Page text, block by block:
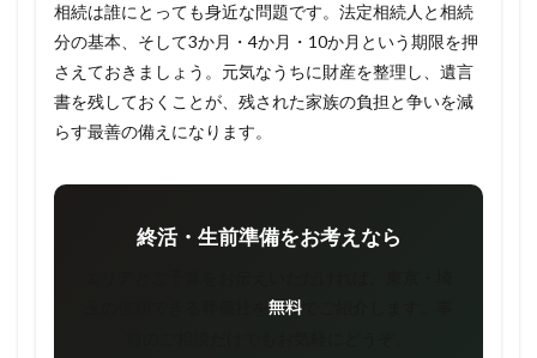
相続は誰にとっても身近な問題です。法定相続人と相続
分の基本、そして3か月・4か月・10か月という期限を押
さえておきましょう。元気なうちに財産を整理し、遺言
書を残しておくことが、残された家族の負担と争いを減
らす最善の備えになります。
終活・生前準備をお考えなら
無料